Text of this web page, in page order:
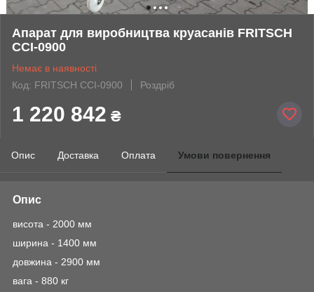
Апарат для виробництва круасанів FRITSCH
CCI-0900
Немає в наявності
Код: FRITSCH CCI-0900
Роздріб
1 220 842 ₴
Опис Доставка Оплата Умови повернення
Опис
висота - 2000 мм
ширина - 1400 мм
довжина - 2900 мм
вага - 880 кг